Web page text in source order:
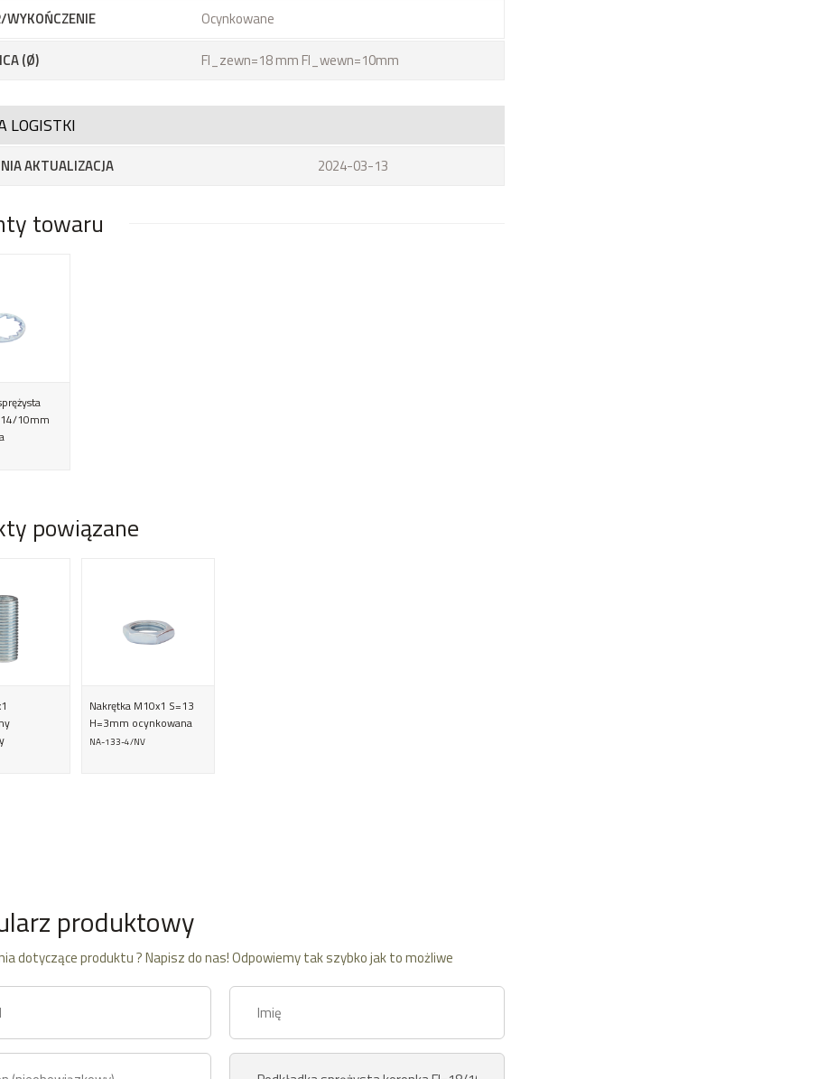
WYKOŃCZENIE
Ocynkowane
(Ø)
FI_zewn=18 mm FI_wewn=10mm
LOGISTKI
AKTUALIZACJA 2024-03-13
towaru
10mm
powiązane
Nakrętka M10x1 S=13
H=3mm ocynkowana
NA-133-4/NV
produktowy
dotyczące produktu ? Napisz do nas! Odpowiemy tak szybko jak to możliwe